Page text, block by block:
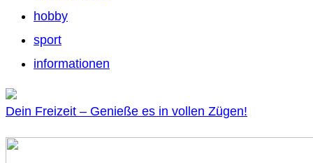
hobby
sport
informationen
Dein Freizeit – Genieße es in vollen Zügen!